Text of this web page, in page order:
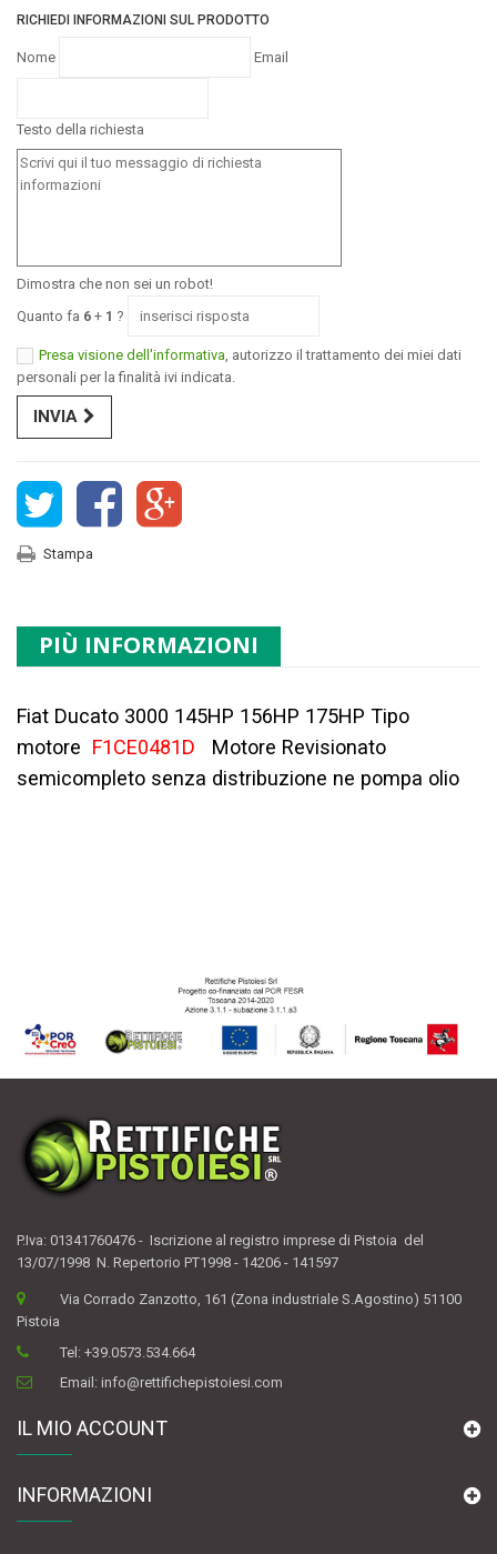
RICHIEDI INFORMAZIONI SUL PRODOTTO
Nome Email
Testo della richiesta
Dimostra che non sei un robot!
Quanto fa 6 + 1 ?
Presa visione dell'informativa , autorizzo il trattamento dei miei dati
personali per la finalità ivi indicata.
INVIA
Stampa
PIÙ INFORMAZIONI
Fiat Ducato 3000 145HP 156HP 175HP Tipo
motore F1CE0481D Motore Revisionato
semicompleto senza distribuzione ne pompa olio
P.Iva: 01341760476 - Iscrizione al registro imprese di Pistoia del
13/07/1998 N. Repertorio PT1998 - 14206 - 141597
Via Corrado Zanzotto, 161 (Zona industriale S.Agostino) 51100
Pistoia
Tel:+39.0573.534.664
Email:info@rettifichepistoiesi.com
IL MIO ACCOUNT
INFORMAZIONI